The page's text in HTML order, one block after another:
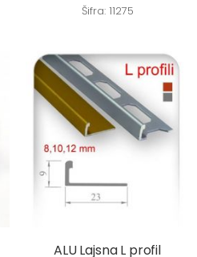
Šifra: 11275
ALU Lajsna L profil